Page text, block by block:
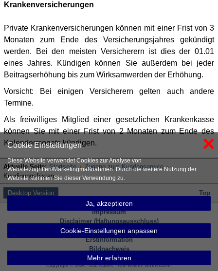
Krankenversicherungen
Private Krankenversicherungen können mit einer Frist von 3
Monaten zum Ende des Versicherungsjahres gekündigt
werden. Bei den meisten Versicherern ist dies der 01.01
eines Jahres. Kündigen können Sie außerdem bei jeder
Beitragserhöhung bis zum Wirksamwerden der Erhöhung.
Vorsicht: Bei einigen Versicherern gelten auch andere
Termine.
Als freiwilliges Mitglied einer gesetzlichen Krankenkasse
können Sie mit einer Frist von 2 Monaten zum Ende des
Kalendermonats kündigen.
Aktuelle Seite: Startseite
Zugang zum Kundenservice
Kündigungsfristen
Desktop Version Top
Impressum
Disclaimer (Haftungsausschluss)
Datenschutzerklärung
Erstinformation
Bildnachweis
Inhaltsverzeichnis
×
Cookie Einstellungen
Diese Website verwendet Cookies zur Analyse von
Websitezugriffen/Marketingmaßnahmen. Durch die weitere Nutzung der
Website stimmen Sie dieser Verwendung zu.
Ja, akzeptieren
Cookie-Einstellungen anpassen
Mehr erfahren
Copyright © 2026 - Olaf Kauhs - Alle Rechte vorbehalten.